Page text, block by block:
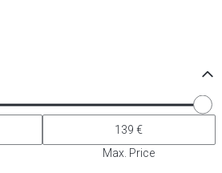
Max. Price